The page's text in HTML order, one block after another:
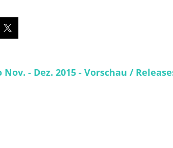
- Dez. 2015 - Vorschau /